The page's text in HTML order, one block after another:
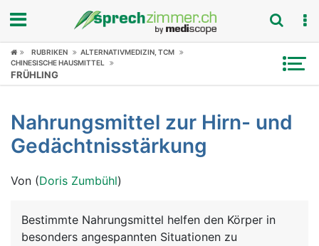
Fokus
Symptome
Ratgeber
RUBRIKEN
ALTERNATIVMEDIZIN, TCM
CHINESISCHE HAUSMITTEL
FRÜHLING
Nahrungsmittel zur Hirn- und
Gedächtnisstärkung
Von (Doris Zumbühl)
Bestimmte Nahrungsmittel helfen den Körper in
besonders angespannten Situationen zu